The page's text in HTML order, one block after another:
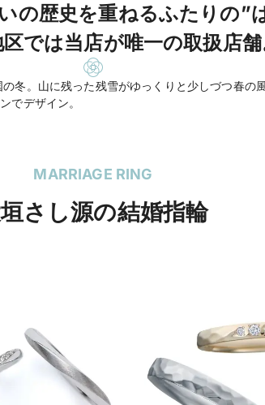
の歴史を重ねるふたりの”
では当店が唯一の取扱店舗
冬。山に残った残雪がゆっくりと少しづつ春の
でデザイン。
MARRIAGE RING
さし源の結婚指輪